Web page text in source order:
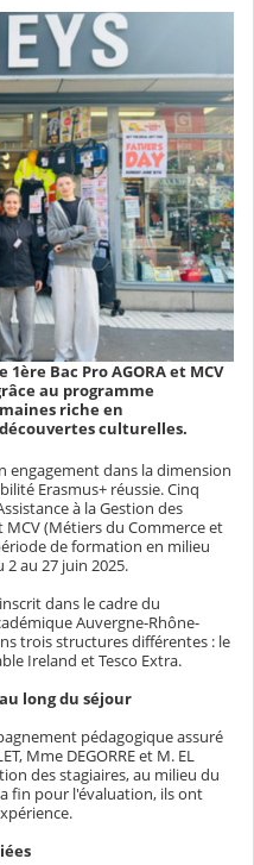
1ère Bac Pro AGORA et MCV
au programme
riche en
culturelles.
engagement dans la dimension
Erasmus+ réussie. Cinq
à la Gestion des
(Métiers du Commerce et
de formation en milieu
au 27 juin 2025.
dans le cadre du
Auvergne-Rhône-
trois structures différentes : le
Ireland et Tesco Extra.
long du séjour
pédagogique assuré
Mme DEGORRE et M. EL
des stagiaires, au milieu du
fin pour l'évaluation, ils ont